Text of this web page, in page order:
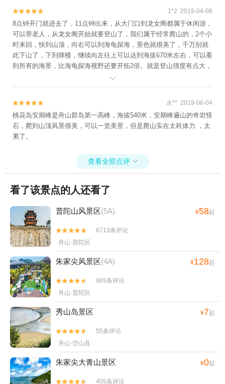
山岛+普陀山剧院+舟山海洋运动休闲中心+朱家
尖白沙码头+普陀山图崴山庄+舟山瀛洲民间博物
馆+舟山长乔海洋公园+舟山长乔海洋国际旅游度
假区+舟山保利开元森泊度假乐园+舟山长乔海豚
湾水公园+舟山出海游船捕鱼基地+舟山长乔雨林
动物公园+海上渔夫·出海捕鱼(朱家尖店)+舟山长
乔鲨鱼湾四季海水浴场+朱家尖白沙码头出海捕

 1*2 2019-04-08
8点钟开门就进去了，11点钟出来，从大门口到龙女阁都属于休闲游，
可以带老人，从龙女阁开始就要登山了，我们属于经常爬山的，2个小
时来回，快到山顶，向右可以到海龟探海，景色就很美了，千万别就
此下山了，下到牌楼，继续向左往上可以达到海拔670米左右，可以看
到所有的海景，比海龟探海视野还要开拓2倍。就是登山强度有点大，


 永** 2019-06-04
桃花岛安期峰是舟山群岛第一高峰，海拔540米，安期峰遍山的奇岩怪
石，爬到山顶风景很美，可以一览美景，但是爬山实在太耗体力 ，太
累了。
查看全部点评 
看了该景点的人还看了
普陀山风景区(5A) ¥58起


6713条评论
舟山·普陀区
朱家尖风景区(4A) ¥128起


969条评论
舟山·普陀区
秀山岛景区 ¥7起


55条评论
舟山·岱山县
朱家尖大青山景区 ¥0起

 405条评论